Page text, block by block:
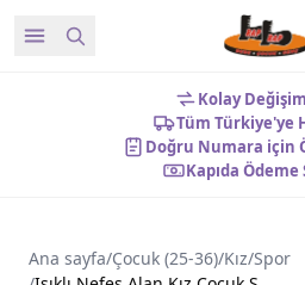
Kolay
Tüm Türkiye'ye
Doğru Numara için
Kapıda Ödeme
Ana sayfa/Çocuk (25-36)/Kız/Spor